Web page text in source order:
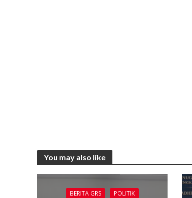
You may also like
BERITA GRS POLITIK